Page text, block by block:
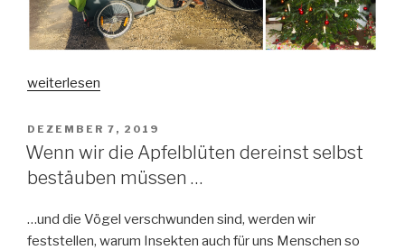
„Alle
wieder…..“
weiterlesen
VERÖFFENTLICHT
AM
DEZEMBER 7, 2019
Wenn wir die Apfelblüten dereinst selbst
bestäuben müssen …
…und die Vögel verschwunden sind, werden wir
feststellen, warum Insekten auch für uns Menschen so